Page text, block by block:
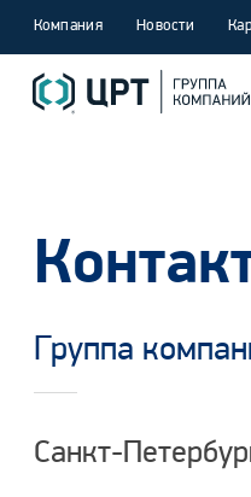
Компания Новости
Группа
Санкт-